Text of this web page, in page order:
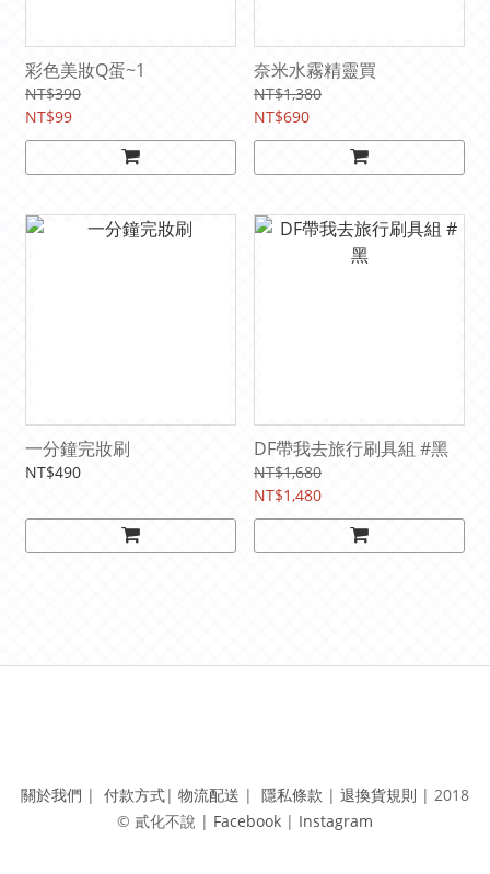
彩色美妝Q蛋~1
NT$390
NT$99
奈米水霧精靈買
NT$1,380
NT$690
一分鐘完妝刷
NT$490
DF帶我去旅行刷具組 #黑
NT$1,680
NT$1,480
關於我們 | 付款方式| 物流配送 | 隱私條款 | 退換貨規則 | 2018
© 貳化不說 | ​ Facebook | Instagram